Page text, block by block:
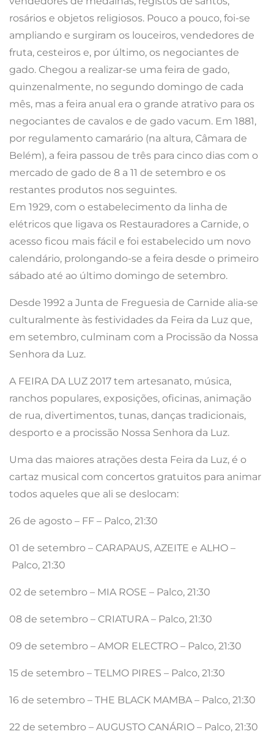
rosários e objetos religiosos. Pouco a pouco, foi-se
ampliando e surgiram os louceiros, vendedores de
fruta, cesteiros e, por último, os negociantes de
gado. Chegou a realizar-se uma feira de gado,
quinzenalmente, no segundo domingo de cada
mês, mas a feira anual era o grande atrativo para os
negociantes de cavalos e de gado vacum. Em 1881,
por regulamento camarário (na altura, Câmara de
Belém), a feira passou de três para cinco dias com o
mercado de gado de 8 a 11 de setembro e os
restantes produtos nos seguintes.
Em 1929, com o estabelecimento da linha de
elétricos que ligava os Restauradores a Carnide, o
acesso ficou mais fácil e foi estabelecido um novo
calendário, prolongando-se a feira desde o primeiro
sábado até ao último domingo de setembro.
Desde 1992 a Junta de Freguesia de Carnide alia-se
culturalmente às festividades da Feira da Luz que,
em setembro, culminam com a Procissão da Nossa
Senhora da Luz.
A FEIRA DA LUZ 2017 tem artesanato, música,
ranchos populares, exposições, oficinas, animação
de rua, divertimentos, tunas, danças tradicionais,
desporto e a procissão Nossa Senhora da Luz.
Uma das maiores atrações desta Feira da Luz, é o
cartaz musical com concertos gratuitos para animar
todos aqueles que ali se deslocam:
26 de agosto – FF – Palco, 21:30
01 de setembro – CARAPAUS, AZEITE e ALHO –
Palco, 21:30
02 de setembro – MIA ROSE – Palco, 21:30
08 de setembro – CRIATURA – Palco, 21:30
09 de setembro – AMOR ELECTRO – Palco, 21:30
15 de setembro – TELMO PIRES – Palco, 21:30
16 de setembro – THE BLACK MAMBA – Palco, 21:30
22 de setembro – AUGUSTO CANÁRIO – Palco, 21:30